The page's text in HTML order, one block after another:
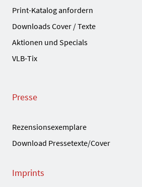
Print-Katalog anfordern
Downloads Cover / Texte
Aktionen und Specials
VLB-Tix
Presse
Rezensionsexemplare
Download Pressetexte/Cover
Imprints